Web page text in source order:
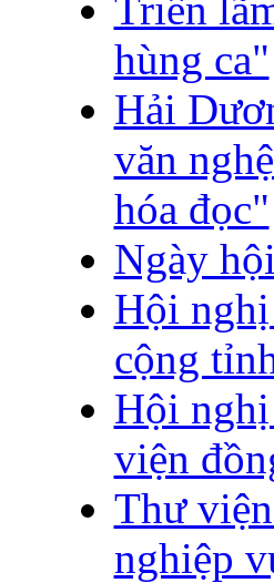
hùng ca"
Hải
văn
hóa đọc"
Ngày
Hội
cộng
Hội
viện
Thư
nghiệp